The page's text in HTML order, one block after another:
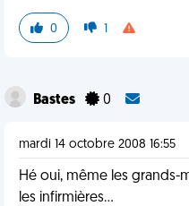
0 1
Bastes 0
mardi 14 octobre 2008 16:55
Hé oui, même les grands-
les infirmières...